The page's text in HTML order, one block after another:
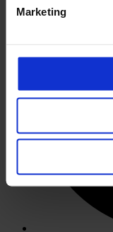
Marketing